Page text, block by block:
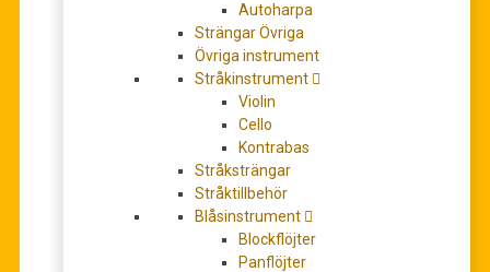
Autoharpa
Strängar Övriga
Övriga instrument
Stråkinstrument
Violin
Cello
Kontrabas
Stråksträngar
Stråktillbehör
Blåsinstrument
Blockflöjter
Panflöjter
Grieg, Edvard: Lyrische Stücke/Lyric Pieces, Heft VIII
Op.65
248,00kr